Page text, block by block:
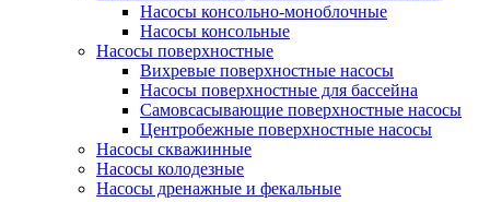
Насосы консольно-моноблочные
Насосы консольные
Насосы поверхностные
Вихревые поверхностные насосы
Насосы поверхностные для бассейна
Самовсасывающие поверхностные насосы
Центробежные поверхностные насосы
Насосы скважинные
Насосы колодезные
Насосы дренажные и фекальные